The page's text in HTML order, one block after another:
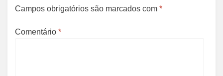
Campos obrigatórios são marcados com *
Comentário *